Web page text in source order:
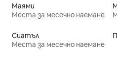
Маями
Места за месечно наемане
Сиатъл
Места за месечно наемане